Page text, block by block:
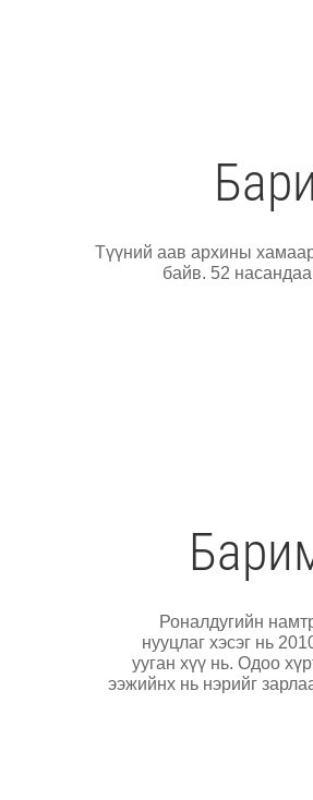
Түүний аав архины
байв. 52
Роналдугийн
нууцлаг хэсэг нь
ууган хүү нь. Одоо
ээжийнх нь нэрийг